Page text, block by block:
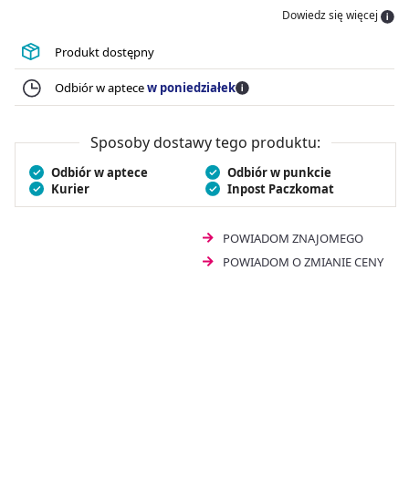
oraz średniołańcuchowe kwasy tłuszczowe MCT
10 mljest dostępny w formie kropli, co ułatwia
wygodną suplementację.
Dowiedz się więcej
Produkt dostępny
Odbiór w aptecew poniedziałek
Sposoby dostawy tego produktu:
Odbiór w aptece
Odbiór w punkcie
Kurier
Inpost Paczkomat
POWIADOM ZNAJOMEGO
POWIADOM O ZMIANIE CENY